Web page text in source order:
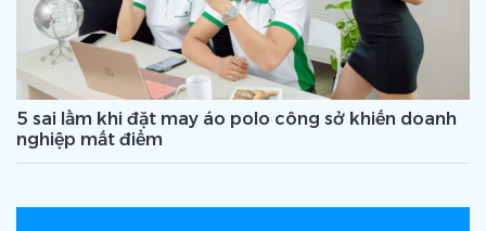
5 sai lầm khi đặt may áo polo công sở khiến doanh
nghiệp mất điểm